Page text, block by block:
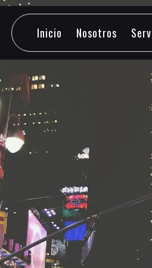
Inicio
Nosotros